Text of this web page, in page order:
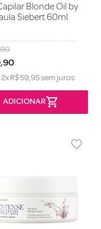
Blonde Oil by
Siebert 60ml
90
,90
2xR$59,95sem juros